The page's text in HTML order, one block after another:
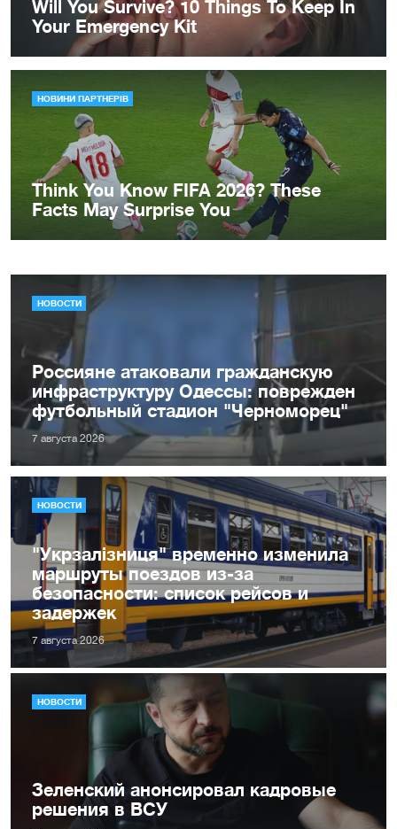
НОВОСТИ
Россияне атаковали гражданскую
инфраструктуру Одессы: поврежден
футбольный стадион "Черноморец"
7 августа 2026
НОВОСТИ
"Укрзалізниця" временно изменила
маршруты поездов из-за
безопасности: список рейсов и
задержек
7 августа 2026
НОВОСТИ
Зеленский анонсировал кадровые
решения в ВСУ